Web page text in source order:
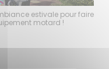
estivale pour faire
motard !